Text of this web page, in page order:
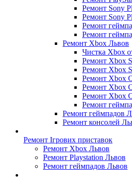
Ремонт Sony
Ремонт Sony
Ремонт
Ремонт
Ремонт Xbox Львов
Чистка Xbox
Ремонт Xbox
Ремонт Xbox
Ремонт Xbox
Ремонт Xbox
Ремонт Xbox
Ремонт
Ремонт геймпадов
Ремонт консолей
Ремонт Ігрових приставок
Ремонт Xbox Львов
Ремонт Playstation Львов
Ремонт геймпадов Львов